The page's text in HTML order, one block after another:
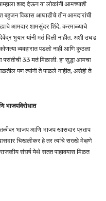
शब्द देऊन या लोकांनी आमच्याशी
बहुजन विकास आघाडीचे तीन आमदारांची
आमदार शामसुंदर शिंदे, करमाळ्याचे
भुयार यांनी मतं दिली नाहीत, अशी उघड
व्यवहारात पडलो नाही आणि कुठला
पसंतीची 33 मतं मिळाली. हा सुद्धा आमचा
पण त्यांनी ते पाळले नाहीत, असेही ते
भाजपविरोधात
भाजप आणि भाजप खासदार प्रताप
चिखलीकर हे तर त्यांचे सख्खे मेव्हणे
संघर्ष येथे सतत पाहावयास मिळत